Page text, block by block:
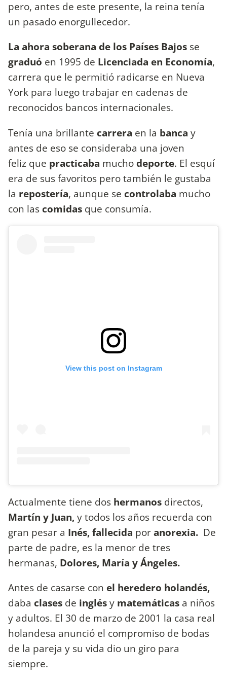
pero, antes de este presente, la reina tenía
un pasado enorgullecedor.
La ahora soberana de los Países Bajos se
graduó en 1995 de Licenciada en Economía,
carrera que le permitió radicarse en Nueva
York para luego trabajar en cadenas de
reconocidos bancos internacionales.
Tenía una brillante carrera en la banca y
antes de eso se consideraba una joven
feliz que practicaba muchodeporte. El esquí
era de sus favoritos pero también le gustaba
la repostería, aunque se controlaba mucho
con las comidas que consumía.
View this post on Instagram
Actualmente tiene dos hermanos directos,
Martín y Juan,y todos los años recuerda con
gran pesar a Inés, fallecida poranorexia. De
parte de padre, es la menor de tres
hermanas, Dolores, María y Ángeles.
Antes de casarse con el heredero holandés,
daba clases de inglésy matemáticas a niños
y adultos. El 30 de marzo de 2001 la casa real
holandesa anunció el compromiso de bodas
de la pareja y su vida dio un giro para
siempre.